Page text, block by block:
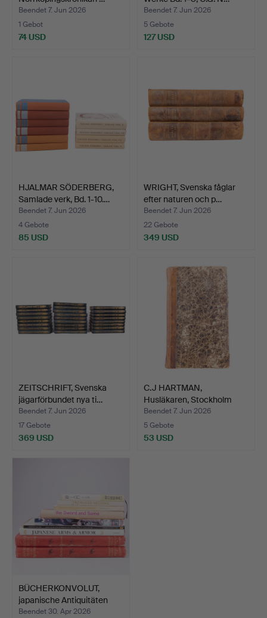
Beendet 7. Jun 2026
1 Gebot
74 USD
Beendet 7. Jun 2026
5 Gebote
127 USD
HJALMAR SÖDERBERG,
Samlade verk, Bd. 1-10.…
Beendet 7. Jun 2026
4 Gebote
85 USD
WRIGHT, Svenska fåglar
efter naturen och p…
Beendet 7. Jun 2026
22 Gebote
349 USD
ZEITSCHRIFT, Svenska
jägarförbundet nya ti…
Beendet 7. Jun 2026
17 Gebote
369 USD
C.J HARTMAN,
Husläkaren, Stockholm
1828.
Beendet 7. Jun 2026
5 Gebote
53 USD
BÜCHERKONVOLUT,
japanische Antiquitäten
un…
Beendet 30. Apr 2026